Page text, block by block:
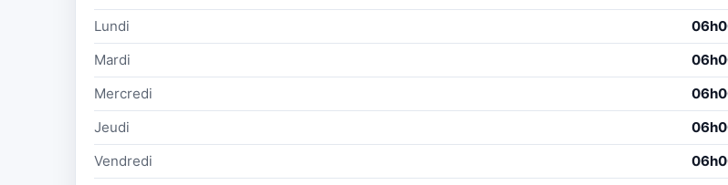
Lundi
Mardi
Mercredi
Jeudi
Vendredi